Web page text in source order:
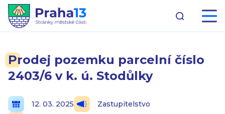
Prodej pozemku parcelní číslo
2403/6 v k. ú. Stodůlky
12. 03. 2025
Zastupitelstvo